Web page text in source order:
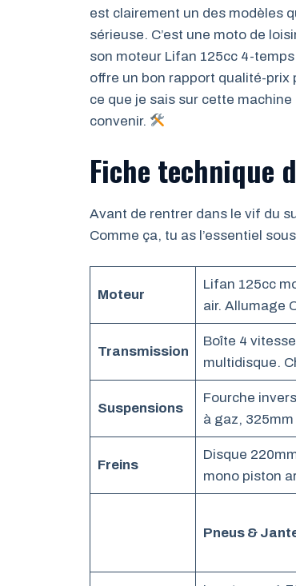
est clairement un des modèles
sérieuse. C’est une moto de
son moteur Lifan 125cc 4-
offre un bon rapport qualité-prix
ce que je sais sur cette
convenir.
Fiche technique
Avant de rentrer dans le vif du
Comme ça, tu as l’essentiel
Moteur
Lifan 125cc
air. Allumage
Transmission
Boîte 4
multidisque.
Suspensions
Fourche
à gaz,
Freins
Disque
mono piston
Pneus &